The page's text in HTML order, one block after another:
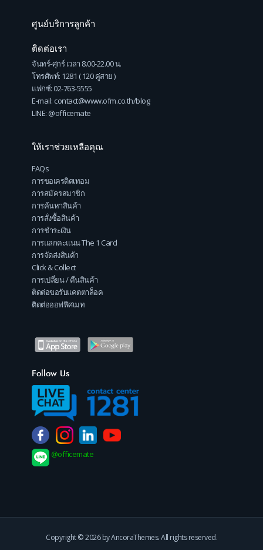
ศูนย์บริการลูกค้า
ติดต่อเรา
จันทร์-ศุกร์ เวลา 8.00-22.00 น.
โทรศัพท์: 1281 ( 120 คู่สาย )
แฟกซ์: 02-763-5555
E-mail: contact@www.ofm.co.th/blog
LINE: @officemate
ให้เราช่วยเหลือคุณ
FAQs
การขอเครดิตเทอม
การสมัครสมาชิก
การค้นหาสินค้า
การสั่งซื้อสินค้า
การชำระเงิน
การแลกคะแนน The 1 Card
การจัดส่งสินค้า
Click & Collect
การเปลี่ยน / คืนสินค้า
ติดต่อขอรับแคตตาล็อค
ติดต่อออฟฟิศเมท
Follow Us
@officemate
Copyright © 2026 by AncoraThemes. All rights reserved.